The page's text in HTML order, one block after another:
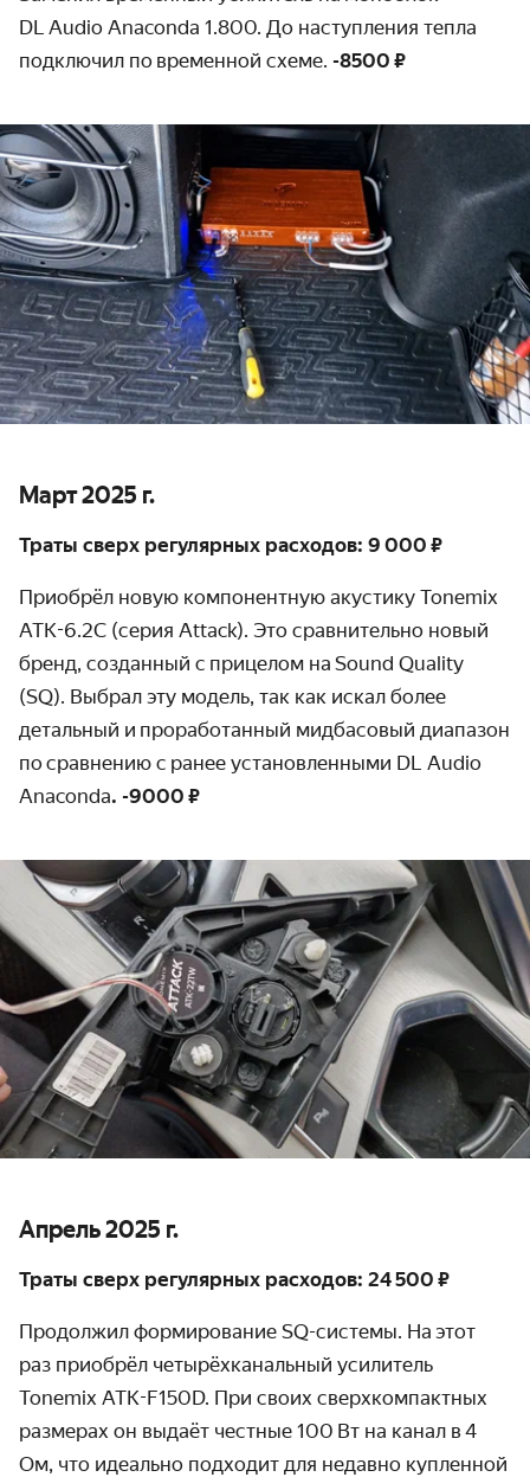
DL Audio Anaconda 1.800. До наступления тепла
подключил по временной схеме. -8500 ₽
Март 2025 г.
Траты сверх регулярных расходов: 9 000 ₽
Приобрёл новую компонентную акустику Tonemix
ATK-6.2C (серия Attack). Это сравнительно новый
бренд, созданный с прицелом на Sound Quality
(SQ). Выбрал эту модель, так как искал более
детальный и проработанный мидбасовый диапазон
по сравнению с ранее установленными DL Audio
Anaconda. -9000 ₽
Апрель 2025 г.
Траты сверх регулярных расходов: 24 500 ₽
Продолжил формирование SQ-системы. На этот
раз приобрёл четырёхканальный усилитель
Tonemix ATK-F150D. При своих сверхкомпактных
размерах он выдаёт честные 100 Вт на канал в 4
Ом, что идеально подходит для недавно купленной